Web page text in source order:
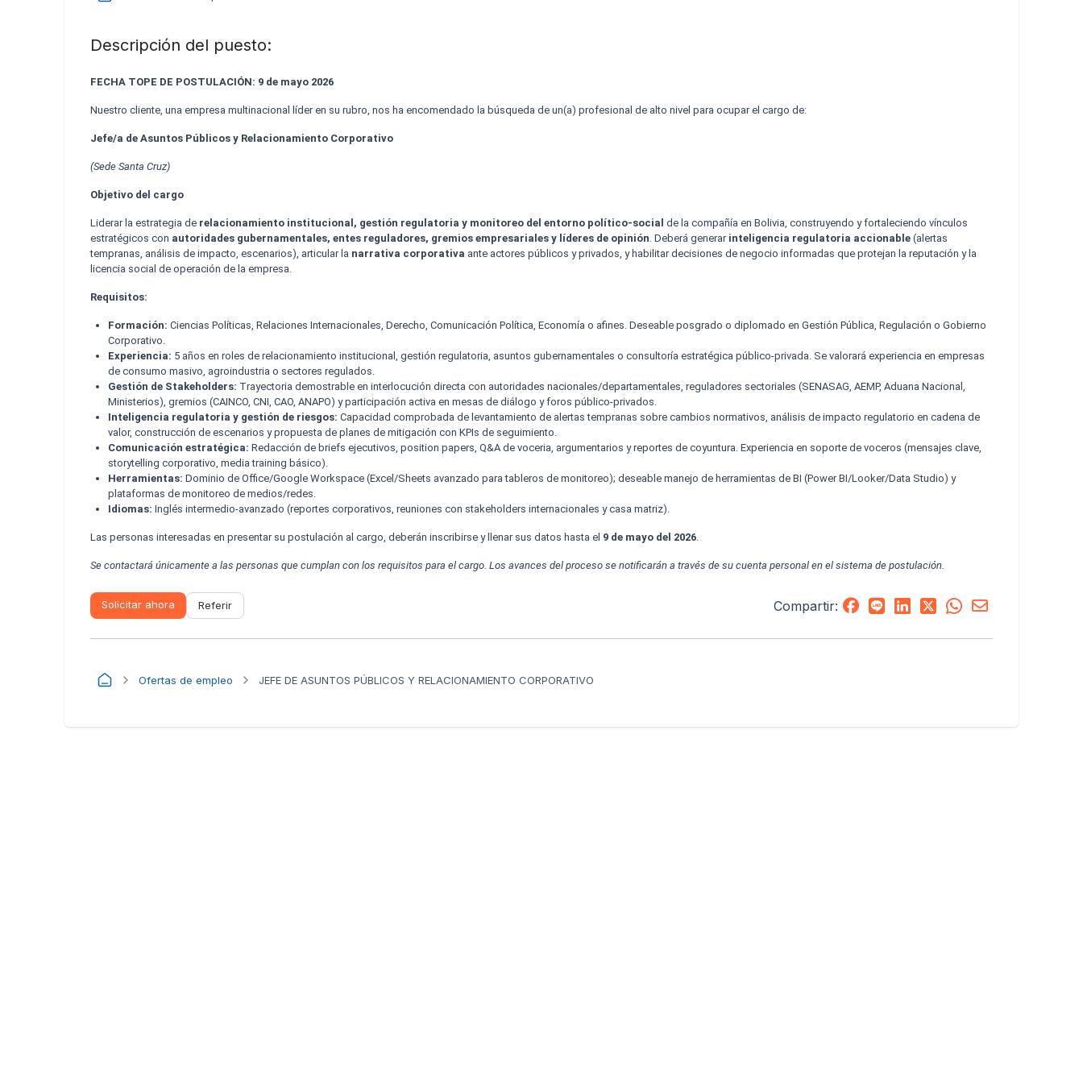
Descripción del puesto:
FECHA TOPE DE POSTULACIÓN: 9 de mayo 2026
Nuestro cliente, una empresa multinacional líder en su rubro, nos ha encomendado la búsqueda de un(a) profesional de alto nivel para ocupar el cargo de:
Jefe/a de Asuntos Públicos y Relacionamiento Corporativo
(Sede Santa Cruz)
Objetivo del cargo
Liderar la estrategia de relacionamiento institucional, gestión regulatoria y monitoreo del entorno político-social de la compañía en Bolivia, construyendo y fortaleciendo vínculos
estratégicos con autoridades gubernamentales, entes reguladores, gremios empresariales y líderes de opinión. Deberá generar inteligencia regulatoria accionable (alertas
tempranas, análisis de impacto, escenarios), articular la narrativa corporativa ante actores públicos y privados, y habilitar decisiones de negocio informadas que protejan la reputación y la
licencia social de operación de la empresa.
Requisitos:
Formación: Ciencias Políticas, Relaciones Internacionales, Derecho, Comunicación Política, Economía o afines. Deseable posgrado o diplomado en Gestión Pública, Regulación o Gobierno
Corporativo.
Experiencia: 5 años en roles de relacionamiento institucional, gestión regulatoria, asuntos gubernamentales o consultoría estratégica público-privada. Se valorará experiencia en empresas
de consumo masivo, agroindustria o sectores regulados.
Gestión de Stakeholders: Trayectoria demostrable en interlocución directa con autoridades nacionales/departamentales, reguladores sectoriales (SENASAG, AEMP, Aduana Nacional,
Ministerios), gremios (CAINCO, CNI, CAO, ANAPO) y participación activa en mesas de diálogo y foros público-privados.
Inteligencia regulatoria y gestión de riesgos: Capacidad comprobada de levantamiento de alertas tempranas sobre cambios normativos, análisis de impacto regulatorio en cadena de
valor, construcción de escenarios y propuesta de planes de mitigación con KPIs de seguimiento.
Comunicación estratégica: Redacción de briefs ejecutivos, position papers, Q&A de voceria, argumentarios y reportes de coyuntura. Experiencia en soporte de voceros (mensajes clave,
storytelling corporativo, media training básico).
Herramientas: Dominio de Office/Google Workspace (Excel/Sheets avanzado para tableros de monitoreo); deseable manejo de herramientas de BI (Power BI/Looker/Data Studio) y
plataformas de monitoreo de medios/redes.
Idiomas: Inglés intermedio-avanzado (reportes corporativos, reuniones con stakeholders internacionales y casa matriz).
Las personas interesadas en presentar su postulación al cargo, deberán inscribirse y llenar sus datos hasta el 9 de mayo del 2026.
Se contactará únicamente a las personas que cumplan con los requisitos para el cargo. Los avances del proceso se notificarán a través de su cuenta personal en el sistema de postulación.
Solicitar ahora Referir Compartir:
Ofertas de empleo JEFE DE ASUNTOS PÚBLICOS Y RELACIONAMIENTO CORPORATIVO